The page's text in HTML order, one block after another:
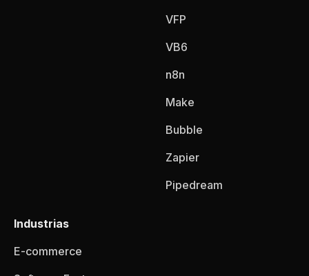
VFP
VB6
n8n
Make
Bubble
Zapier
Pipedream
Industrias
E-commerce